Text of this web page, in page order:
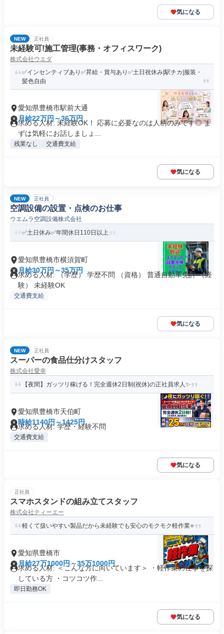
気になる
NEW 正社員
未経験可!施工管理(事務・オフィスワーク)
株式会社ウエダ
✅インセンティブあり✅昇給・賞与あり✅土日祝休み|駅チカ|服装・
髪色自由
愛知県豊橋市駅前大通
月給22万円～36万円
求める人材: 未経験OK！ 応募に必要なのは人柄のみです◎ ま
ずは気軽にお話しましょ...
残業なし 交通費支給
気になる
NEW 正社員
空調設備の設置・点検のお仕事
ウエムラ空調設備株式会社
✅土日休み✅年間休日110日以上
愛知県豊橋市横須賀町
月給30万円～35万円
求める人材: （学歴） 学歴不問 （資格） 普通自動車免許 （経
験） 未経験OK
交通費支給
気になる
NEW 正社員
スーパーの食品仕分けスタッフ
株式会社愛幸
【夜間】ガッツリ稼げる！完全週休2日制(祝休)の正社員求人✨
愛知県豊橋市天伯町
時給1140円～1425円
求める人材: 学歴・経験不問
交通費支給
気になる
正社員
スマホスタンドの組み立てスタッフ
株式会社ティーエー
軽くて扱いやすい製品だから未経験でも安心のモクモク軽作業⭐️
愛知県豊橋市
月給27万1000円～35万1000円
求める人材: ＜こんな方に向いています＞ ・軽作業の仕事を探
している方 ・コツコツ作...
即日勤務OK
気になる